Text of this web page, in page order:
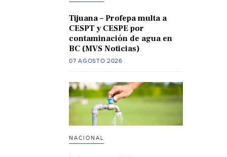
Tijuana – Profepa multa a
CESPT y CESPE por
contaminación de agua en
BC (MVS Noticias)
07 AGOSTO 2026
NACIONAL